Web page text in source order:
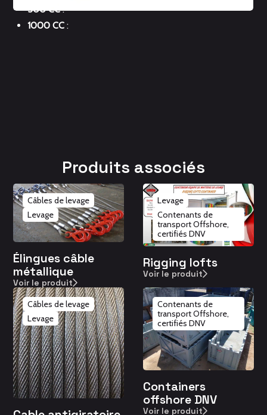
500 CC:
1000 CC :
Produits associés
Câbles de levage
Levage
Élingues câble
métallique
Voir le produit
Levage
Contenants de
transport Offshore,
certifiés DNV
Rigging lofts
Voir le produit
Câbles de levage
Levage
Contenants de
transport Offshore,
certifiés DNV
Containers
offshore DNV
Voir le produit